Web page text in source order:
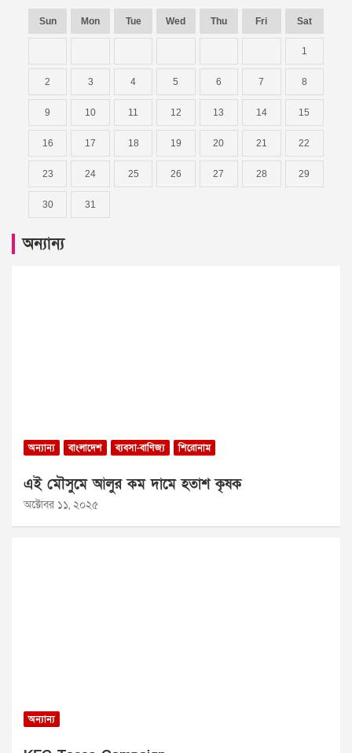
Sun Mon Tue Wed Thu Fri Sat
1
2 3 4 5 6 7 8
9 10 11 12 13 14 15
16 17 18 19 20 21 22
23 24 25 26 27 28 29
30 31
অন্যান্য
অন্যান্য বাংলাদেশ ব্যবসা-বাণিজ্য শিরোনাম
এই মৌসুমে আলুর কম দামে হতাশ কৃষক
অক্টোবর ১১, ২০২৫
অন্যান্য